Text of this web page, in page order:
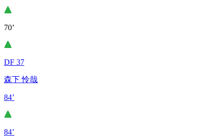
70’
DF 37
森下 怜哉
84’
84’